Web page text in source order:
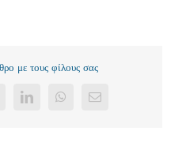
με τους φίλους σας
LinkedInWhatsApp
Email